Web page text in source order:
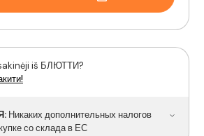
iš БЛЮТТИ?
Никаких дополнительных налогов
со склада в ЕС